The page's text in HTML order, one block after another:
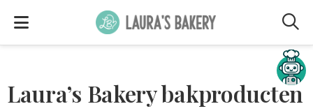
Laura’s Bakery bakproducten